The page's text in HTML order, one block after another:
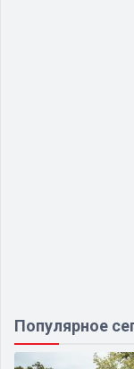
Популярное